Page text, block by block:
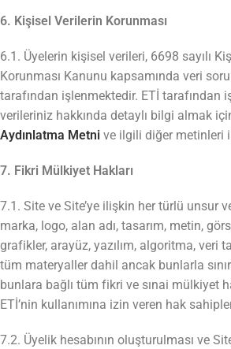
6. Kişisel Verilerin Korunması
6.1. Üyelerin kişisel verileri, 6698 sayılı
Korunması Kanunu kapsamında veri
tarafından işlenmektedir. ETİ tarafından
verileriniz hakkında detaylı bilgi almak
Aydınlatma Metni ve ilgili diğer metinleri
7. Fikri Mülkiyet Hakları
7.1. Site ve Site’ye ilişkin her türlü unsur
marka, logo, alan adı, tasarım, metin,
grafikler, arayüz, yazılım, algoritma, veri
tüm materyaller dahil ancak bunlarla
bunlara bağlı tüm fikri ve sınai mülkiyet
ETİ’nin kullanımına izin veren hak
7.2. Üyelik hesabının oluşturulması ve